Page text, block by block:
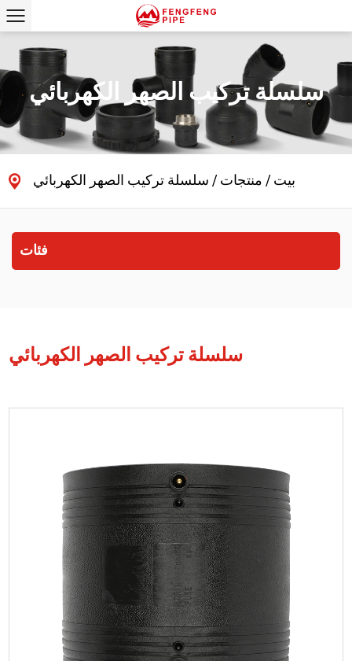
سلسلة تركيب الصهر الكهربائي
بيت/منتجات/سلسلة تركيب الصهر الكهربائي
فئات
سلسلة تركيب الصهر الكهربائي